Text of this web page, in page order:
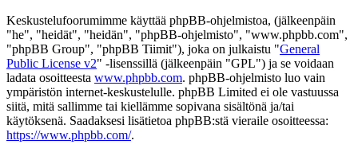
Keskustelufoorumimme käyttää phpBB-ohjelmistoa, (jälkeenpäin
"he", "heidät", "heidän", "phpBB-ohjelmisto", "www.phpbb.com",
"phpBB Group", "phpBB Tiimit"), joka on julkaistu "General
Public License v2" -lisenssillä (jälkeenpäin "GPL") ja se voidaan
ladata osoitteesta www.phpbb.com. phpBB-ohjelmisto luo vain
ympäristön internet-keskustelulle. phpBB Limited ei ole vastuussa
siitä, mitä sallimme tai kiellämme sopivana sisältönä ja/tai
käytöksenä. Saadaksesi lisätietoa phpBB:stä vieraile osoitteessa:
https://www.phpbb.com/.